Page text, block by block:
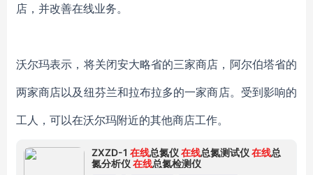
店，并改善在线业务。
沃尔玛表示，将关闭安大略省的三家商店，阿尔伯塔省的
两家商店以及纽芬兰和拉布拉多的一家商店。 受到影响的
工人，可以在沃尔玛附近的其他商店工作。
ZXZD-1 在线总氮仪在线总氮测试仪在线总
氮分析仪在线总氮检测仪